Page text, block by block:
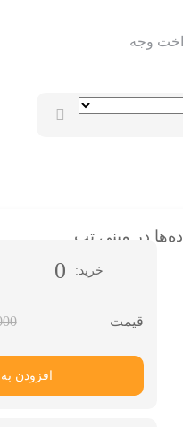
وجه
در مینی تب
خرید 0
افزودن